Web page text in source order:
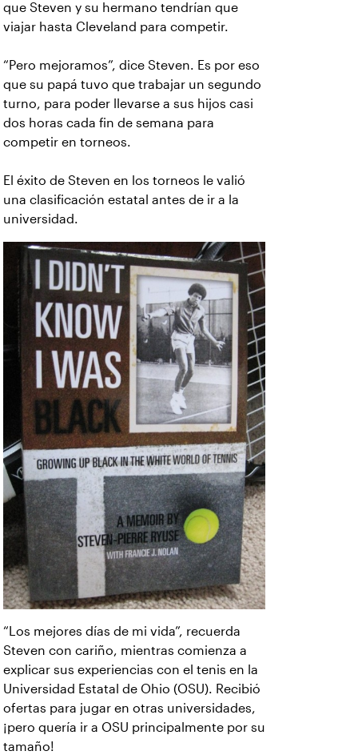
que Steven y su hermano tendrían que
viajar hasta Cleveland para competir.
“Pero mejoramos”, dice Steven. Es por eso
que su papá tuvo que trabajar un segundo
turno, para poder llevarse a sus hijos casi
dos horas cada fin de semana para
competir en torneos.
El éxito de Steven en los torneos le valió
una clasificación estatal antes de ir a la
universidad.
“Los mejores días de mi vida”, recuerda
Steven con cariño, mientras comienza a
explicar sus experiencias con el tenis en la
Universidad Estatal de Ohio (OSU). Recibió
ofertas para jugar en otras universidades,
¡pero quería ir a OSU principalmente por su
tamaño!